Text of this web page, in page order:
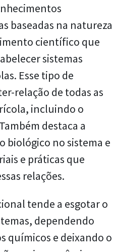
baseadas na natureza
científico que
sistemas
Esse tipo de
relação de todas as
incluindo o
destaca a
biológico no sistema e
e práticas que
relações.
tende a esgotar o
dependendo
químicos e deixando o